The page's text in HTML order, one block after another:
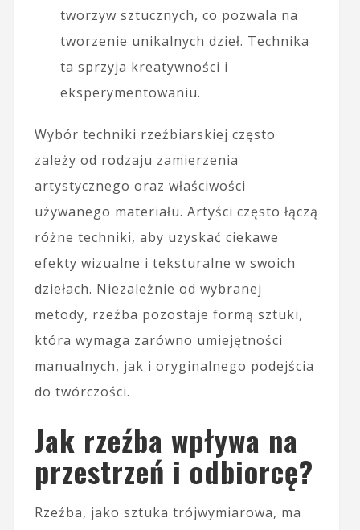
tworzyw sztucznych, co pozwala na
tworzenie unikalnych dzieł. Technika
ta sprzyja kreatywności i
eksperymentowaniu.
Wybór techniki rzeźbiarskiej często
zależy od rodzaju zamierzenia
artystycznego oraz właściwości
używanego materiału. Artyści często łączą
różne techniki, aby uzyskać ciekawe
efekty wizualne i teksturalne w swoich
dziełach. Niezależnie od wybranej
metody, rzeźba pozostaje formą sztuki,
która wymaga zarówno umiejętności
manualnych, jak i oryginalnego podejścia
do twórczości.
Jak rzeźba wpływa na
przestrzeń i odbiorcę?
Rzeźba, jako sztuka trójwymiarowa, ma